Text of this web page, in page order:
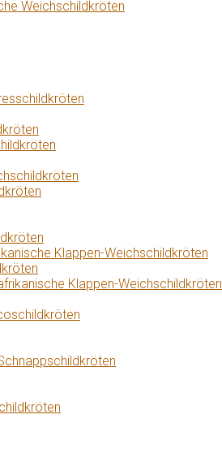
Weichschildkröten
Klappen-Weichschildkröten
Klappen-Weichschildkröten